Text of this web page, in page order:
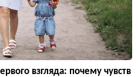
взгляда: почему чувств